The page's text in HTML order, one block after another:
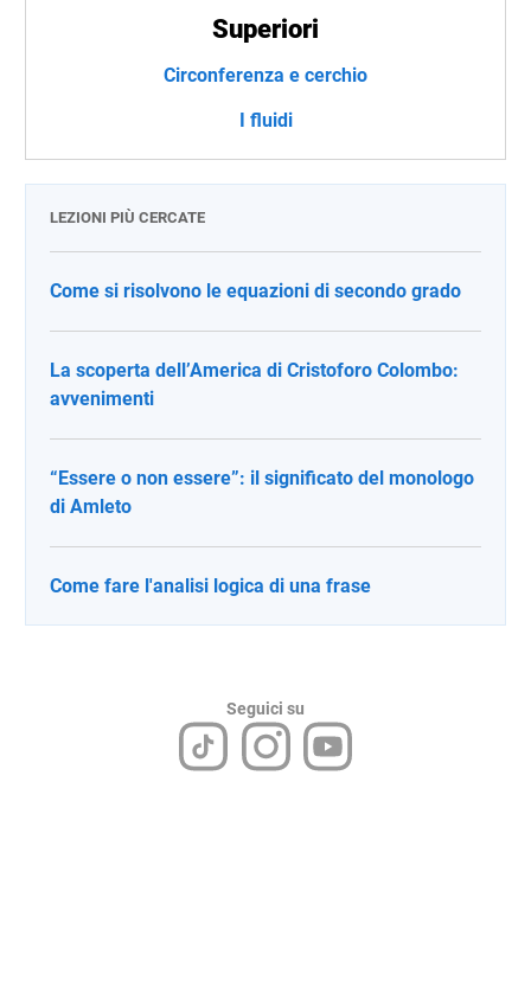
Superiori
Circonferenza e cerchio
I fluidi
LEZIONI PIÙ CERCATE
Come si risolvono le equazioni di secondo grado
La scoperta dell’America di Cristoforo Colombo:
avvenimenti
“Essere o non essere”: il significato del monologo
di Amleto
Come fare l'analisi logica di una frase
Seguici su